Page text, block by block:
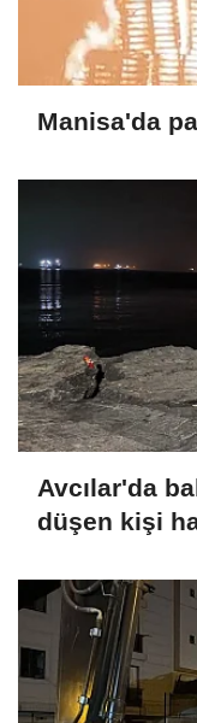
Manisa'da
Avcılar'da
düşen kişi